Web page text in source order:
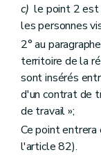
c) le point 2 est
les personnes
2° au
territoire de la
sont insérés
d'un contrat de
de travail »;
Ce point
l'article 82).